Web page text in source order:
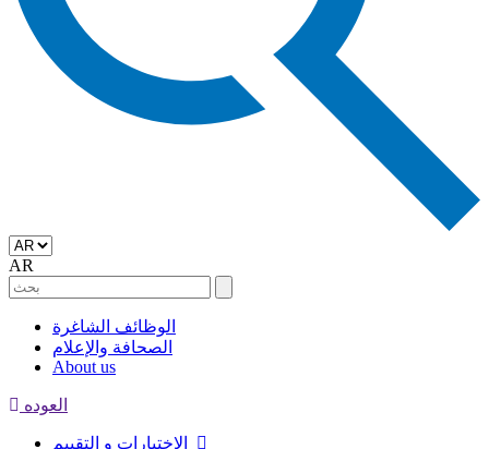
AR
الوظائف الشاغرة
الصحافة والإعلام
About us
العوده